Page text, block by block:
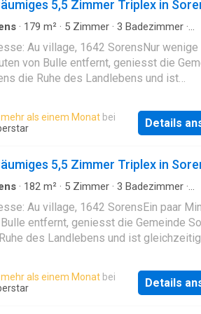
5,5 Zimmer Triplex in
· 179 m² · 5 Zimmer · 3 Badezimmer ·
Au village, 1642 SorensNur wenige
von Bulle entfernt, geniesst die
die Ruhe des Landlebens und ist
des Gruyère-Gebiets. Im
sich die Wohnüberbauung
150 m vom Bus-Halt Sorens,
ist 400 m entfernt. Diese neue
besteht aus sechs
mit grosszügigen Wohnflächen, die
3,5-Zimmer-Erdgeschosswohnung bis
Duplex mit wunderschönen
Gärten reichen. Umgeben von einer
zu hören ist, bietet die ruhige Lage
ein unvergleichliches
als einem Monat bei
Details
5,5 Zimmer Triplex in
· 182 m² · 5 Zimmer · 3 Badezimmer ·
Au village, 1642 SorensEin paar
entfernt, geniesst die Gemeinde
des Landlebens und ist
Gebiets. Im Dorfzentrum befindet
Résidence Verdana 150 m
Halt Sorens, village, von einem
als einem Monat bei
Details